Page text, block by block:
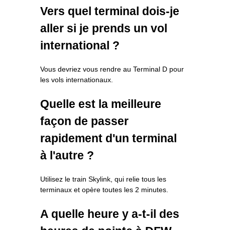
Vers quel terminal dois-je
aller si je prends un vol
international ?
Vous devriez vous rendre au Terminal D pour
les vols internationaux.
Quelle est la meilleure
façon de passer
rapidement d'un terminal
à l'autre ?
Utilisez le train Skylink, qui relie tous les
terminaux et opère toutes les 2 minutes.
A quelle heure y a-t-il des